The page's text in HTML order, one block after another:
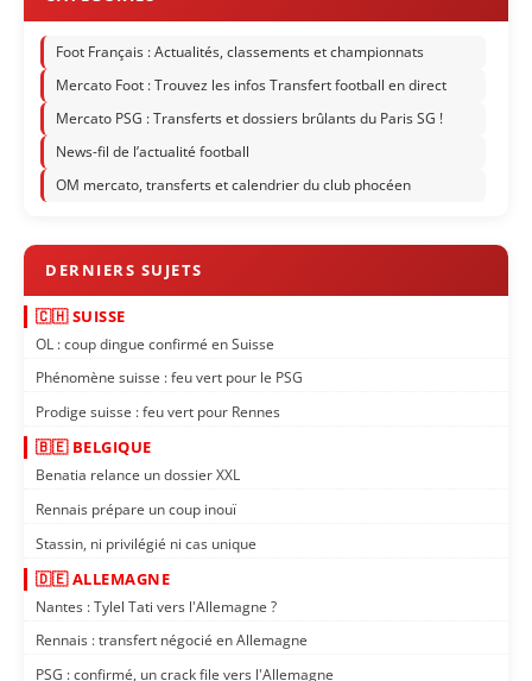
Foot Français : Actualités, classements et championnats
Mercato Foot : Trouvez les infos Transfert football en direct
Mercato PSG : Transferts et dossiers brûlants du Paris SG !
News-fil de l’actualité football
OM mercato, transferts et calendrier du club phocéen
🇨🇭 SUISSE
OL : coup dingue confirmé en Suisse
Phénomène suisse : feu vert pour le PSG
Prodige suisse : feu vert pour Rennes
🇧🇪 BELGIQUE
Benatia relance un dossier XXL
Rennais prépare un coup inouï
Stassin, ni privilégié ni cas unique
🇩🇪 ALLEMAGNE
Nantes : Tylel Tati vers l'Allemagne ?
Rennais : transfert négocié en Allemagne
PSG : confirmé, un crack file vers l'Allemagne